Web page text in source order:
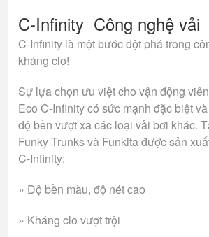
C-Infinity Công nghệ vải
C-Infinity là một bước đột phá trong
kháng clo!
Sự lựa chọn ưu việt cho vận động
Eco C-Infinity có sức mạnh đặc biệt
độ bền vượt xa các loại vải bơi khác.
Funky Trunks và Funkita được sản
C-Infinity:
» Độ bền màu, độ nét cao
» Kháng clo vượt trội